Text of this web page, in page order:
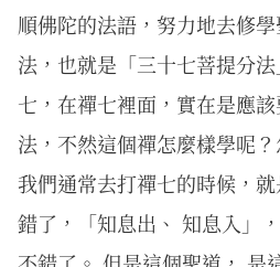
順佛陀的法語，努力地去修
法，也就是「三十七菩提分
七，在禪七裡面，實在是應
法，不然這個禪怎麼樣學呢
我們通常去打禪七的時候，
錯了，「知息出、 知息入」